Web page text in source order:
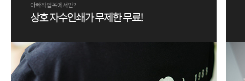
아빠작업복에서만?
상호 자수인쇄가 무제한 무료!